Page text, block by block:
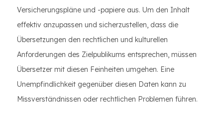
Versicherungspläne und -papiere aus. Um den Inhalt
effektiv anzupassen und sicherzustellen, dass die
Übersetzungen den rechtlichen und kulturellen
Anforderungen des Zielpublikums entsprechen, müssen
Übersetzer mit diesen Feinheiten umgehen. Eine
Unempfindlichkeit gegenüber diesen Daten kann zu
Missverständnissen oder rechtlichen Problemen führen.